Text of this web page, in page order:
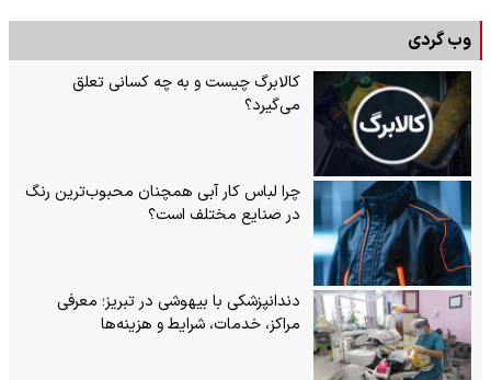
وب گردی
کالابرگ چیست و به چه کسانی تعلق
می‌گیرد؟
چرا لباس کار آبی همچنان محبوب‌ترین رنگ
در صنایع مختلف است؟
دندانپزشکی با بیهوشی در تبریز؛ معرفی
مراکز، خدمات، شرایط و هزینه‌ها